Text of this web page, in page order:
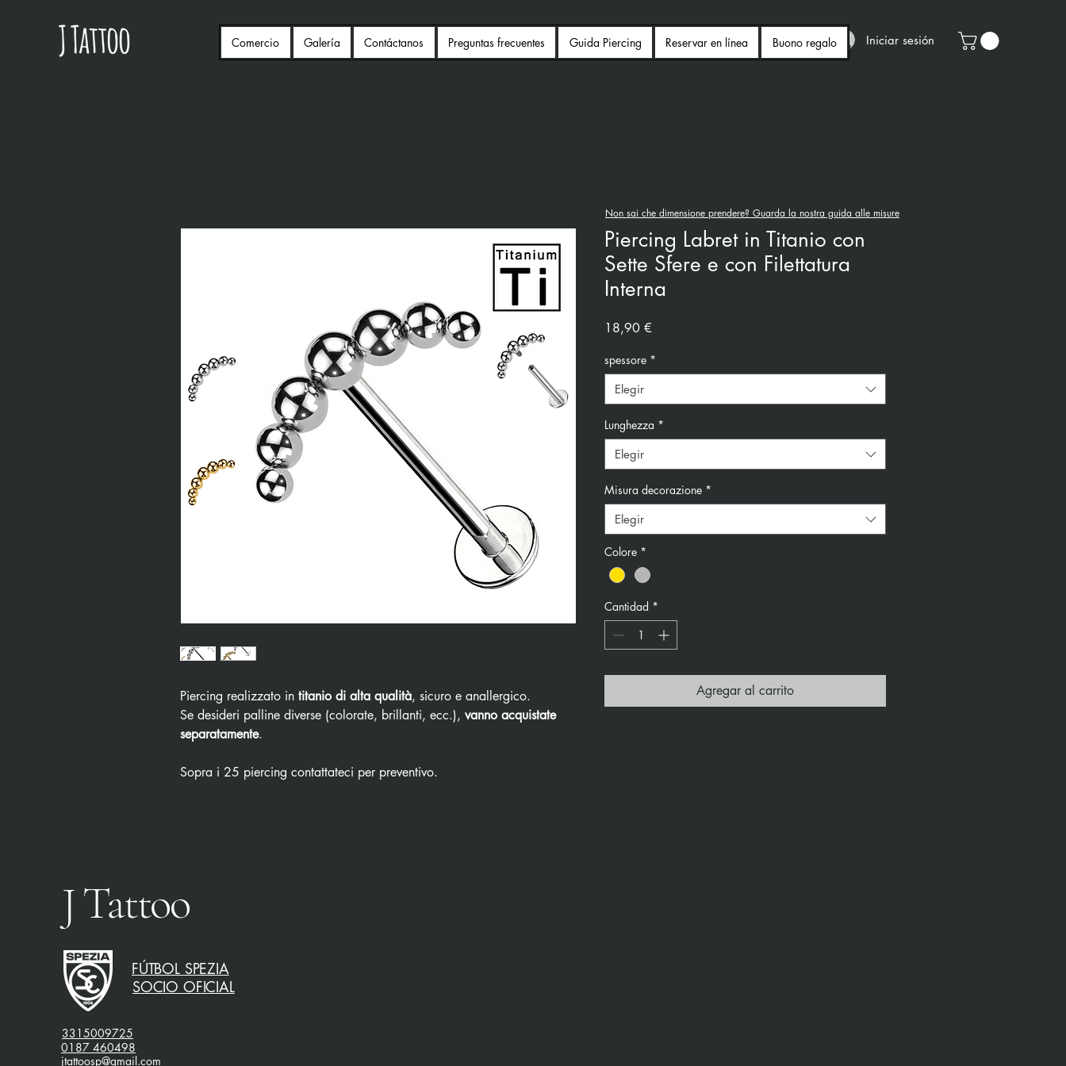
Iniciar sesión
Comercio Galería Contáctanos Preguntas frecuentes Guida Piercing Reservar en línea Buono regalo
Piercing realizzato in titanio di alta qualità, sicuro e anallergico.
Se desideri palline diverse (colorate, brillanti, ecc.), vanno acquistate
separatamente.
Sopra i 25 piercing contattateci per preventivo.
Piercing Labret in Titanio con
Sette Sfere e con Filettatura
Interna
18,90 €
spessore *
Elegir
Lunghezza *
Elegir
Misura decorazione *
Elegir
Colore *
Cantidad *
Agregar al carrito
Non sai che dimensione prendere? Guarda la nostra guida alle misure
J Tattoo
FÚTBOL SPEZIA
SOCIO OFICIAL
3315009725
jtattoosp@gmail.com
0187 460498